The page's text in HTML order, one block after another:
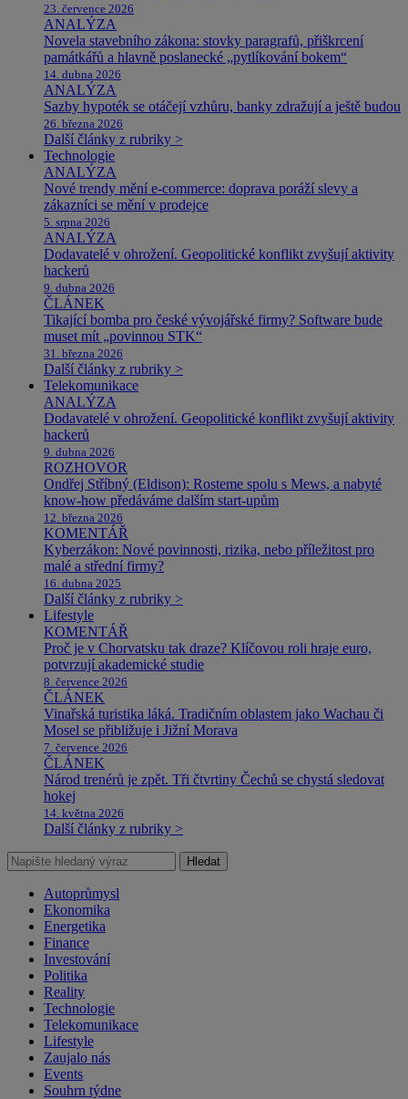
23. července 2026
ANALÝZA
Novela stavebního zákona: stovky paragrafů, přiškrcení
památkářů a hlavně poslanecké „pytlíkování bokem“
14. dubna 2026
ANALÝZA
Sazby hypoték se otáčejí vzhůru, banky zdražují a ještě budou
26. března 2026
Další články z rubriky >
Technologie
ANALÝZA
Nové trendy mění e-commerce: doprava poráží slevy a
zákazníci se mění v prodejce
5. srpna 2026
ANALÝZA
Dodavatelé v ohrožení. Geopolitické konflikt zvyšují aktivity
hackerů
9. dubna 2026
ČLÁNEK
Tikající bomba pro české vývojářské firmy? Software bude
muset mít „povinnou STK“
31. března 2026
Další články z rubriky >
Telekomunikace
ANALÝZA
Dodavatelé v ohrožení. Geopolitické konflikt zvyšují aktivity
hackerů
9. dubna 2026
ROZHOVOR
Ondřej Stříbný (Eldison): Rosteme spolu s Mews, a nabyté
know-how předáváme dalším start-upům
12. března 2026
KOMENTÁŘ
Kyberzákon: Nové povinnosti, rizika, nebo příležitost pro
malé a střední firmy?
16. dubna 2025
Další články z rubriky >
Lifestyle
KOMENTÁŘ
Proč je v Chorvatsku tak draze? Klíčovou roli hraje euro,
potvrzují akademické studie
8. července 2026
ČLÁNEK
Vinařská turistika láká. Tradičním oblastem jako Wachau či
Mosel se přibližuje i Jižní Morava
7. července 2026
ČLÁNEK
Národ trenérů je zpět. Tři čtvrtiny Čechů se chystá sledovat
hokej
14. května 2026
Další články z rubriky >
Hledat
Autoprůmysl
Ekonomika
Energetika
Finance
Investování
Politika
Reality
Technologie
Telekomunikace
Lifestyle
Zaujalo nás
Events
Souhrn týdne